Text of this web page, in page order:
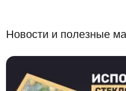
Новости и полезные